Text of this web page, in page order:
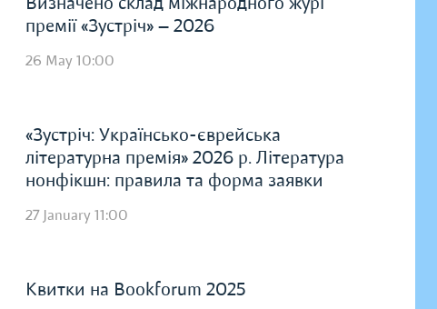
премії «Зустріч» — 2026
26 May 10:00
«Зустріч: Українсько-єврейська
літературна премія» 2026 р. Література
нонфікшн: правила та форма заявки
27 January 11:00
Квитки на Bookforum 2025